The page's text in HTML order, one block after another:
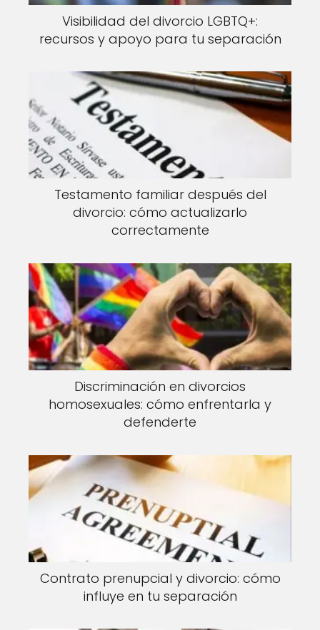
Visibilidad del divorcio LGBTQ+:
recursos y apoyo para tu separación
Testamento familiar después del
divorcio: cómo actualizarlo
correctamente
Discriminación en divorcios
homosexuales: cómo enfrentarla y
defenderte
Contrato prenupcial y divorcio: cómo
influye en tu separación